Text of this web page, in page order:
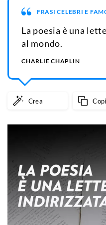
FRASI CELEBRI E
La poesia è una
al mondo.
CHARLIE CHAPLIN
Crea